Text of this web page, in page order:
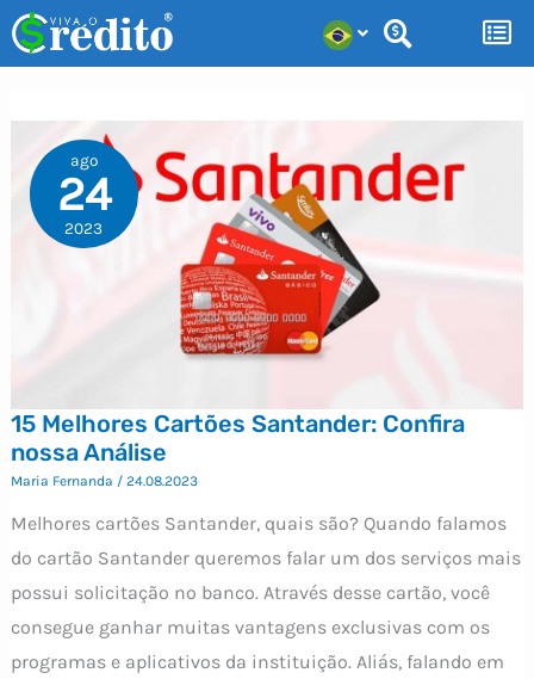
para
conteúdo
ago
24
2023
15 Melhores Cartões Santander: Confira
nossa Análise
Maria Fernanda / 24.08.2023
Melhores cartões Santander, quais são? Quando falamos
do cartão Santander queremos falar um dos serviços mais
possui solicitação no banco. Através desse cartão, você
consegue ganhar muitas vantagens exclusivas com os
programas e aplicativos da instituição. Aliás, falando em